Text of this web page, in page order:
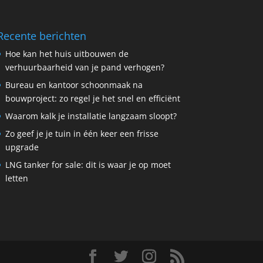
berichten
Hoe kan het huis uitbouwen de
verhuurbaarheid van je pand verhogen?
Bureau en kantoor schoonmaak na
bouwproject: zo regel je het snel en efficiënt
Waarom kalk je installatie langzaam sloopt?
Zo geef je je tuin in één keer een frisse
upgrade
LNG tanker for sale: dit is waar je op moet
letten